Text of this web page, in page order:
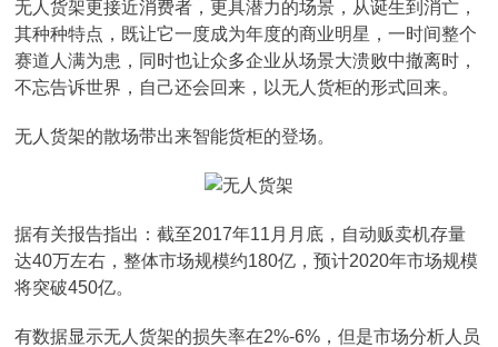
无人货架更接近消费者，更具潜力的场景，从诞生到消亡，
其种种特点，既让它一度成为年度的商业明星，一时间整个
赛道人满为患，同时也让众多企业从场景大溃败中撤离时，
不忘告诉世界，自己还会回来，以无人货柜的形式回来。
无人货架的散场带出来智能货柜的登场。
据有关报告指出：截至2017年11月月底，自动贩卖机存量
达40万左右，整体市场规模约180亿，预计2020年市场规模
将突破450亿。
有数据显示无人货架的损失率在2%-6%，但是市场分析人员